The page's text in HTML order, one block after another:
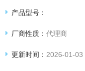
产品型号：
厂商性质：代理商
更新时间： 2026-01-03